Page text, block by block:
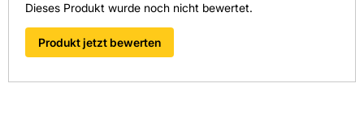
Dieses Produkt wurde noch nicht bewertet.
Produkt jetzt bewerten